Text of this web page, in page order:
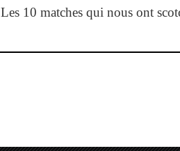
Les 10 matches qui nous ont